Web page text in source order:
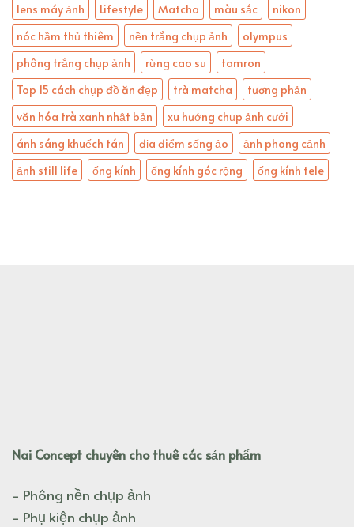
lens máy ảnh
Lifestyle Matcha màu sắc
nikon
nóc hầm thủ thiêm
nền trắng chụp ảnh
olympus
phông trắng chụp ảnh
rừng cao su
tamron
Top 15 cách chụp đồ ăn đẹp
trà matcha
tương phản
văn hóa trà xanh nhật bản
xu hướng chụp ảnh cưới
ánh sáng khuếch tán
địa điểm sống ảo
ảnh phong cảnh
ảnh still life
ống kính ống kính góc rộng ống kính tele
Nai Concept chuyên cho thuê các sản phẩm
- Phông nền chụp ảnh
- Phụ kiện chụp ảnh